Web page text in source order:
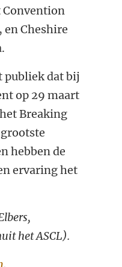
Convention
en Cheshire
publiek dat bij
op 29 maart
Breaking
hebben de
ervaring het
het ASCL).